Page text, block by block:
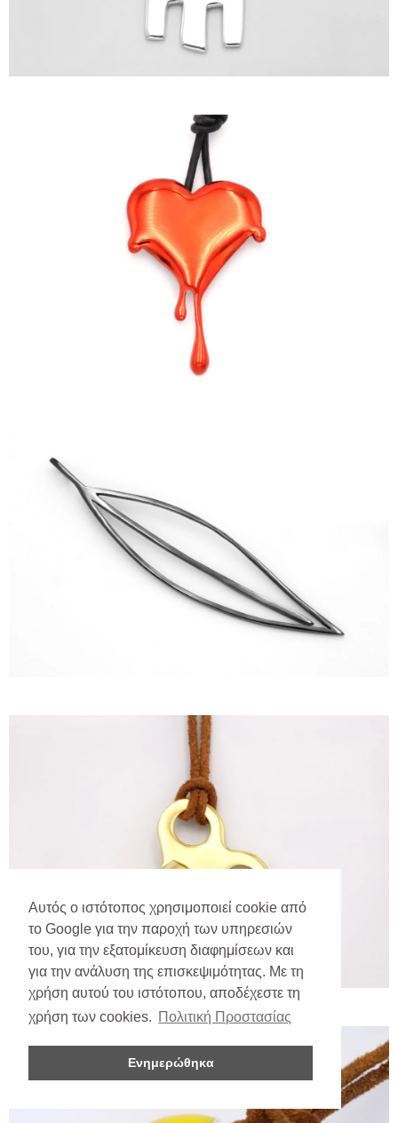
Αυτός ο ιστότοπος χρησιμοποιεί cookie από
το Google για την παροχή των υπηρεσιών
του, για την εξατομίκευση διαφημίσεων και
για την ανάλυση της επισκεψιμότητας. Με τη
χρήση αυτού του ιστότοπου, αποδέχεστε τη
χρήση των cookies. Πολιτική Προστασίας
Ενημερώθηκα